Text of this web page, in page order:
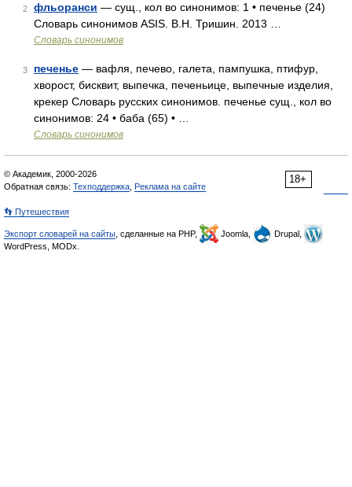
2 фльоранси — сущ., кол во синонимов: 1 • печенье (24)
Словарь синонимов ASIS. В.Н. Тришин. 2013 …
Словарь синонимов
3 печенье — вафля, печево, галета, пампушка, птифур,
хворост, бисквит, выпечка, печеньице, выпечные изделия,
крекер Словарь русских синонимов. печенье сущ., кол во
синонимов: 24 • баба (65) • …
Словарь синонимов
18+
© Академик, 2000-2026
Обратная связь: Техподдержка Реклама на сайте
👣 Путешествия
Экспорт словарей на сайты , сделанные на PHP, Joomla,
Drupal,
WordPress, MODx.